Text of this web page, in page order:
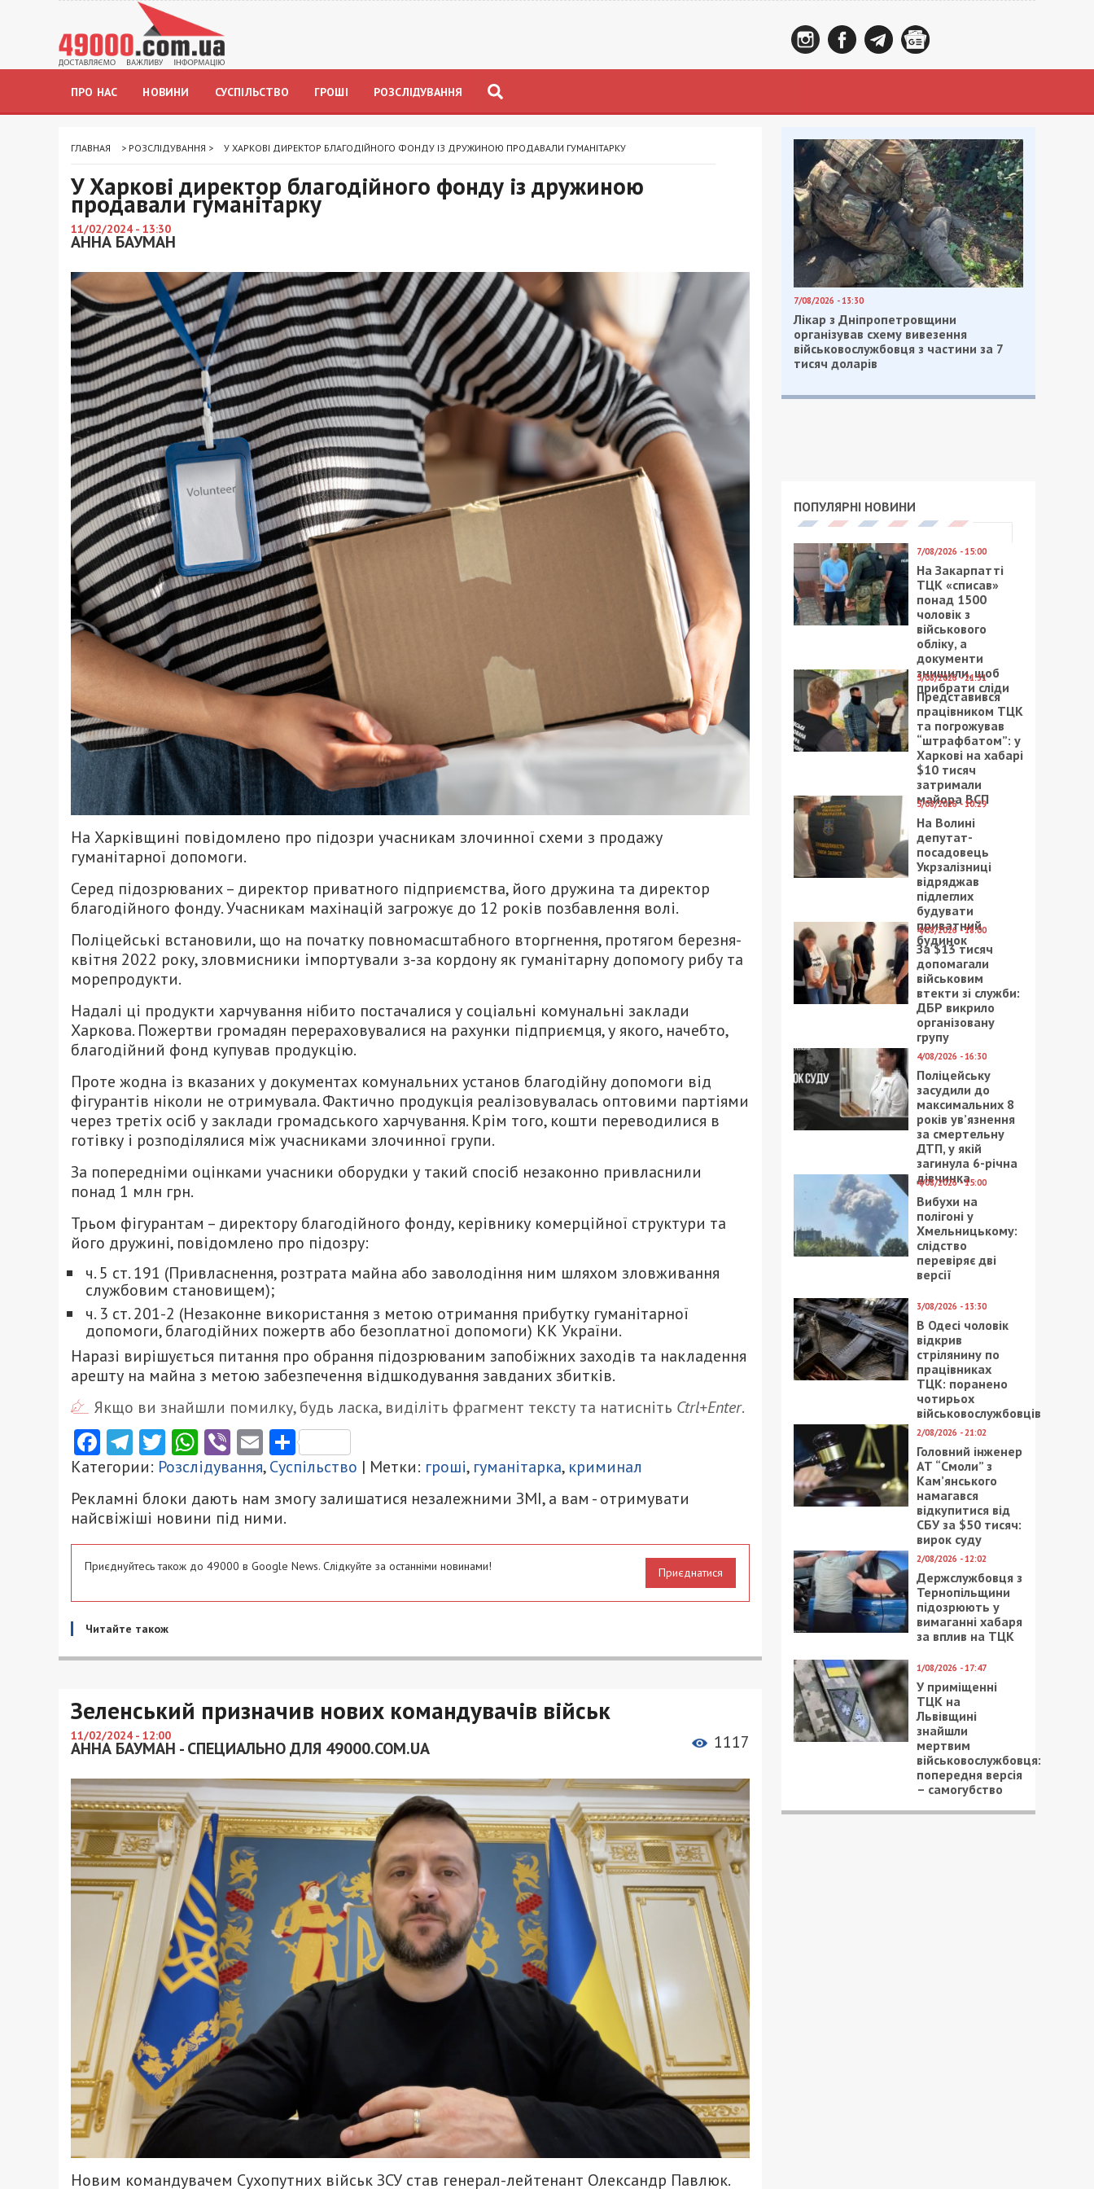
ПРО НАС НОВИНИ СУСПІЛЬСТВО ГРОШІ РОЗСЛІДУВАННЯ
ГЛАВНАЯ > РОЗСЛІДУВАННЯ > У ХАРКОВІ ДИРЕКТОР БЛАГОДІЙНОГО ФОНДУ ІЗ ДРУЖИНОЮ ПРОДАВАЛИ ГУМАНІТАРКУ
У Харкові директор благодійного фонду із дружиною
продавали гуманітарку
11/02/2024 - 13:30
АННА БАУМАН
На Харківщині повідомлено про підозри учасникам злочинної схеми з продажу
гуманітарної допомоги.
Серед підозрюваних – директор приватного підприємства, його дружина та директор
благодійного фонду. Учасникам махінацій загрожує до 12 років позбавлення волі.
Поліцейські встановили, що на початку повномасштабного вторгнення, протягом березня-
квітня 2022 року, зловмисники імпортували з-за кордону як гуманітарну допомогу рибу та
морепродукти.
Надалі ці продукти харчування нібито постачалися у соціальні комунальні заклади
Харкова. Пожертви громадян перераховувалися на рахунки підприємця, у якого, начебто,
благодійний фонд купував продукцію.
Проте жодна із вказаних у документах комунальних установ благодійну допомоги від
фігурантів ніколи не отримувала. Фактично продукція реалізовувалась оптовими партіями
через третіх осіб у заклади громадського харчування. Крім того, кошти переводилися в
готівку і розподілялися між учасниками злочинної групи.
За попередніми оцінками учасники оборудки у такий спосіб незаконно привласнили
понад 1 млн грн.
Трьом фігурантам – директору благодійного фонду, керівнику комерційної структури та
його дружині, повідомлено про підозру:
ч. 5 ст. 191 (Привласнення, розтрата майна або заволодіння ним шляхом зловживання
службовим становищем);
ч. 3 ст. 201-2 (Незаконне використання з метою отримання прибутку гуманітарної
допомоги, благодійних пожертв або безоплатної допомоги) КК України.
Наразі вирішується питання про обрання підозрюваним запобіжних заходів та накладення
арешту на майна з метою забезпечення відшкодування завданих збитків.
Якщо ви знайшли помилку, будь ласка, виділіть фрагмент тексту та натисніть Ctrl+Enter.
Facebook
Telegram
Twitter
WhatsApp
ViberEmailПоділитися
Категории: Розслідування,Суспільство | Метки: гроші, гуманітарка, криминал
Рекламні блоки дають нам змогу залишатися незалежними ЗМІ, а вам - отримувати
найсвіжіші новини під ними.
Приєднуйтесь також до 49000 в Google News. Слідкуйте за останніми новинами! Приєднатися
Читайте також
Зеленський призначив нових командувачів військ
11/02/2024 - 12:00
АННА БАУМАН - СПЕЦИАЛЬНО ДЛЯ 49000.COM.UA 1117
Новим командувачем Сухопутних військ ЗСУ став генерал-лейтенант Олександр Павлюк.
7/08/2026 - 13:30
Лікар з Дніпропетровщини
організував схему вивезення
військовослужбовця з частини за 7
тисяч доларів
ПОПУЛЯРНІ НОВИНИ
7/08/2026 - 15:00
На Закарпатті
ТЦК «списав»
понад 1500
чоловік з
військового
обліку, а
документи
знищили, щоб
прибрати сліди
5/08/2026 - 21:31
Представився
працівником ТЦК
та погрожував
“штрафбатом”: у
Харкові на хабарі
$10 тисяч
затримали
майора ВСП
5/08/2026 - 10:29
На Волині
депутат-
посадовець
Укрзалізниці
відряджав
підлеглих
будувати
приватний
будинок
4/08/2026 - 18:00
За $13 тисяч
допомагали
військовим
втекти зі служби:
ДБР викрило
організовану
групу
4/08/2026 - 16:30
Поліцейську
засудили до
максимальних 8
років ув’язнення
за смертельну
ДТП, у якій
загинула 6-річна
дівчинка
4/08/2026 - 15:00
Вибухи на
полігоні у
Хмельницькому:
слідство
перевіряє дві
версії
3/08/2026 - 13:30
В Одесі чоловік
відкрив
стрілянину по
працівниках
ТЦК: поранено
чотирьох
військовослужбовців
2/08/2026 - 21:02
Головний інженер
АТ “Смоли” з
Кам’янського
намагався
відкупитися від
СБУ за $50 тисяч:
вирок суду
2/08/2026 - 12:02
Держслужбовця з
Тернопільщини
підозрюють у
вимаганні хабаря
за вплив на ТЦК
1/08/2026 - 17:47
У приміщенні
ТЦК на
Львівщині
знайшли
мертвим
військовослужбовця:
попередня версія
– самогубство